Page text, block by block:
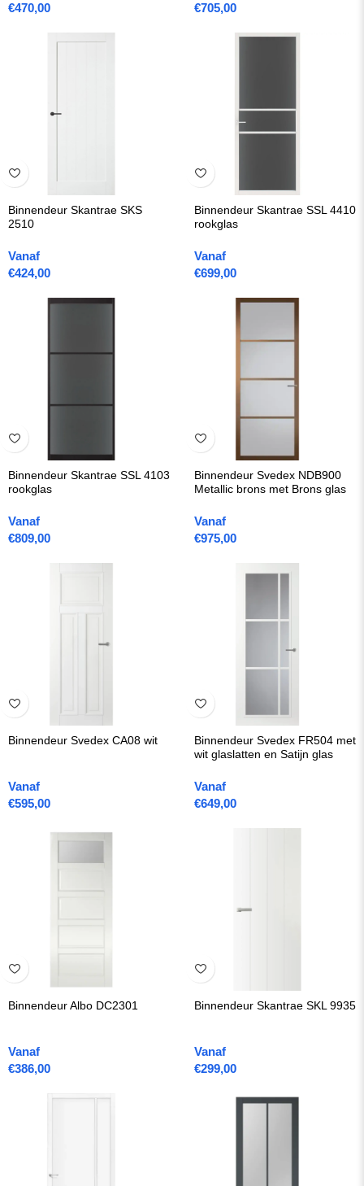
€470,00
€705,00
Binnendeur Skantrae SKS
2510
Vanaf
€424,00
Binnendeur Skantrae SSL 4410
rookglas
Vanaf
€699,00
Binnendeur Skantrae SSL 4103
rookglas
Vanaf
€809,00
Binnendeur Svedex NDB900
Metallic brons met Brons glas
Vanaf
€975,00
Binnendeur Svedex CA08 wit
Vanaf
€595,00
Binnendeur Svedex FR504 met
wit glaslatten en Satijn glas
Vanaf
€649,00
Binnendeur Albo DC2301
Vanaf
€386,00
Binnendeur Skantrae SKL 9935
Vanaf
€299,00